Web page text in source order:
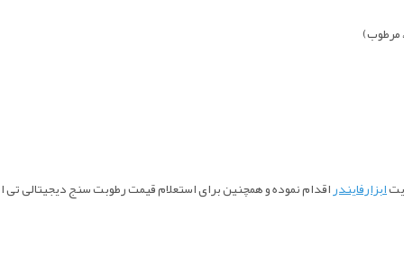
مرطوب)
ابزارفایندر